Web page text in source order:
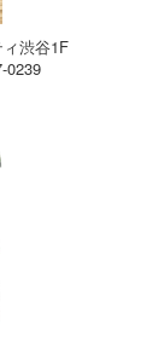
渋谷1F
0239